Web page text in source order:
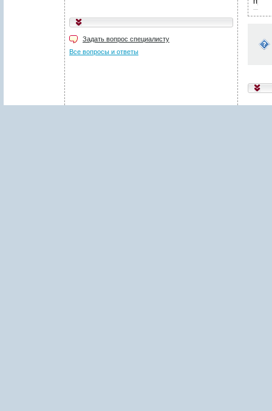
Задать вопрос специалисту
Все вопросы и ответы
Укажите код, изображённый
Поля, отмеченные звёздочкой (*), обязательны для заполнения.